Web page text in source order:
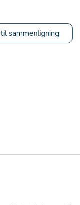
sammenligning